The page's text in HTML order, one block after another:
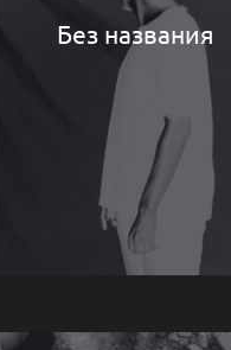
Без названия